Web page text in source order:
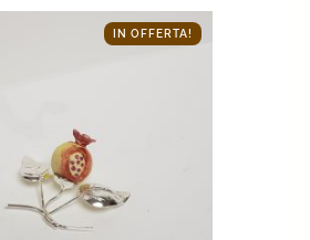
IN OFFERTA!